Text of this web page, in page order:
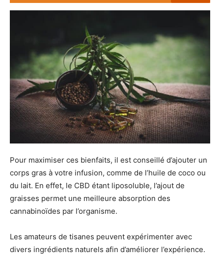
Pour maximiser ces bienfaits, il est conseillé d’ajouter un
corps gras à votre infusion, comme de l’huile de coco ou
du lait. En effet, le CBD étant liposoluble, l’ajout de
graisses permet une meilleure absorption des
cannabinoïdes par l’organisme.
Les amateurs de tisanes peuvent expérimenter avec
divers ingrédients naturels afin d’améliorer l’expérience.